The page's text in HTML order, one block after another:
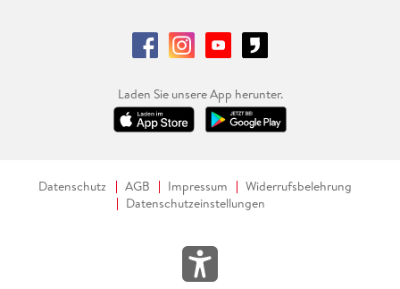
Laden Sie unsere App herunter.
Datenschutz AGB Impressum
Widerrufsbelehrung
Datenschutzeinstellungen